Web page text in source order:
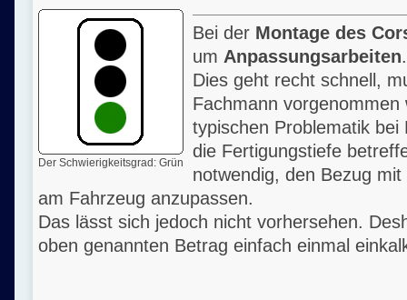
Der Schwierigkeitsgrad: Grün
Bei der Montage des
um Anpassungsarbeiten.
Dies geht recht schnell,
Fachmann
typischen Problematik bei
die Fertigungstiefe
notwendig, den Bezug
am Fahrzeug anzupassen.
Das lässt sich jedoch nicht vorhersehen.
oben genannten Betrag einfach einmal